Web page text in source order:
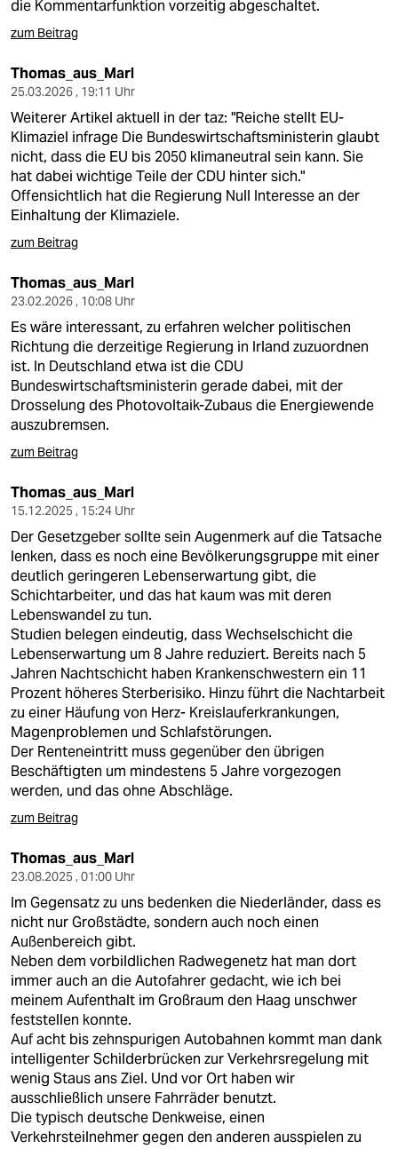
die Kommentarfunktion vorzeitig abgeschaltet.
zum Beitrag
Thomas_aus_Marl
25.03.2026 , 19:11 Uhr
Weiterer Artikel aktuell in der taz: "Reiche stellt EU-
Klimaziel infrage Die Bundeswirtschaftsministerin glaubt
nicht, dass die EU bis 2050 klimaneutral sein kann. Sie
hat dabei wichtige Teile der CDU hinter sich."
Offensichtlich hat die Regierung Null Interesse an der
Einhaltung der Klimaziele.
zum Beitrag
Thomas_aus_Marl
23.02.2026 , 10:08 Uhr
Es wäre interessant, zu erfahren welcher politischen
Richtung die derzeitige Regierung in Irland zuzuordnen
ist. In Deutschland etwa ist die CDU
Bundeswirtschaftsministerin gerade dabei, mit der
Drosselung des Photovoltaik-Zubaus die Energiewende
auszubremsen.
zum Beitrag
Thomas_aus_Marl
15.12.2025 , 15:24 Uhr
Der Gesetzgeber sollte sein Augenmerk auf die Tatsache
lenken, dass es noch eine Bevölkerungsgruppe mit einer
deutlich geringeren Lebenserwartung gibt, die
Schichtarbeiter, und das hat kaum was mit deren
Lebenswandel zu tun.
Studien belegen eindeutig, dass Wechselschicht die
Lebenserwartung um 8 Jahre reduziert. Bereits nach 5
Jahren Nachtschicht haben Krankenschwestern ein 11
Prozent höheres Sterberisiko. Hinzu führt die Nachtarbeit
zu einer Häufung von Herz- Kreislauferkrankungen,
Magenproblemen und Schlafstörungen.
Der Renteneintritt muss gegenüber den übrigen
Beschäftigten um mindestens 5 Jahre vorgezogen
werden, und das ohne Abschläge.
zum Beitrag
Thomas_aus_Marl
23.08.2025 , 01:00 Uhr
Im Gegensatz zu uns bedenken die Niederländer, dass es
nicht nur Großstädte, sondern auch noch einen
Außenbereich gibt.
Neben dem vorbildlichen Radwegenetz hat man dort
immer auch an die Autofahrer gedacht, wie ich bei
meinem Aufenthalt im Großraum den Haag unschwer
feststellen konnte.
Auf acht bis zehnspurigen Autobahnen kommt man dank
intelligenter Schilderbrücken zur Verkehrsregelung mit
wenig Staus ans Ziel. Und vor Ort haben wir
ausschließlich unsere Fahrräder benutzt.
Die typisch deutsche Denkweise, einen
Verkehrsteilnehmer gegen den anderen ausspielen zu